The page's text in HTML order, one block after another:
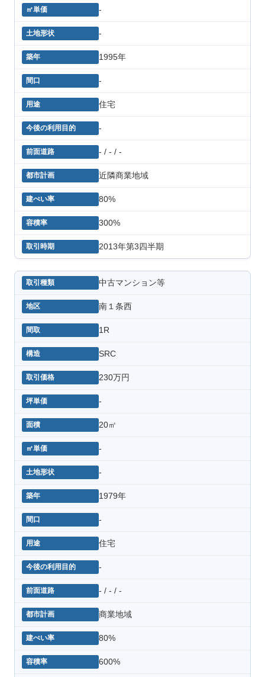
-
-
1995年
-
住宅
-
- / - / -
近隣商業地域
80%
300%
2013年第3四半期
中古マンション等
南１条西
1R
SRC
230万円
-
20㎡
-
-
1979年
-
住宅
-
- / - / -
商業地域
80%
600%